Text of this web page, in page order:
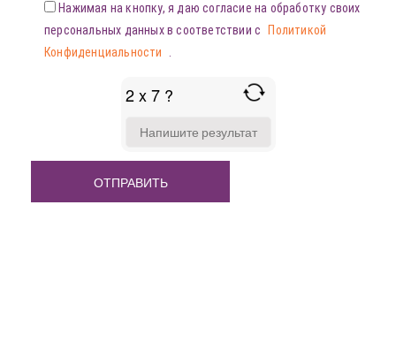
Нажимая на кнопку, я даю согласие на обработку своих
персональных данных в соответствии с
Политикой
Конфиденциальности
2 x 7 ?
FOR
X